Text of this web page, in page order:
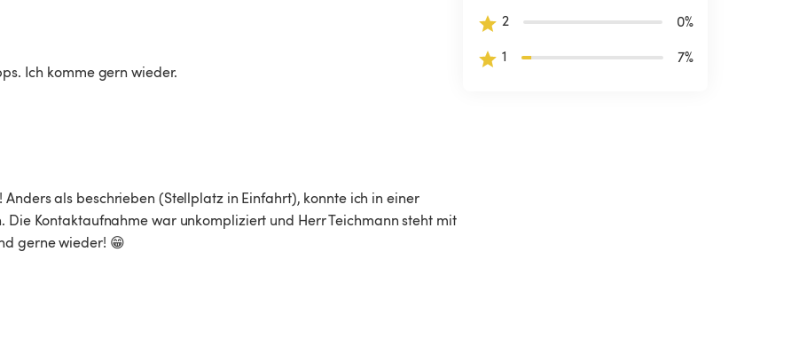
Ich komme gern wieder.
als beschrieben (Stellplatz in Einfahrt), konnte ich in einer
Kontaktaufnahme war unkompliziert und Herr Teichmann steht mit
gerne wieder! 😁
2
0%
1
7%